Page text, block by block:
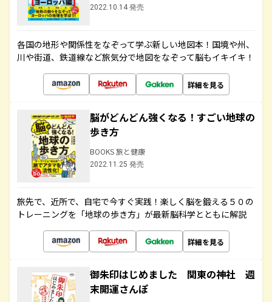
2022.10.14 発売
各国の地形や関係性をなぞって学ぶ新しい地図本！国境や州、
川や街道、鉄道線など旅気分で地図をなぞって脳もイキイキ！
詳細を見る
脳がどんどん強くなる！すごい地球の
歩き方
BOOKS 旅と健康
2022.11.25 発売
旅先で、近所で、自宅で今すぐ実践！楽しく脳を鍛える５０の
トレーニングを「地球の歩き方」が最新脳科学とともに解説
詳細を見る
御朱印はじめました 関東の神社 週
末開運さんぽ